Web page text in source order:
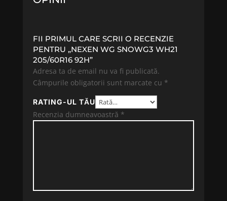
FII PRIMUL CARE SCRII O RECENZIE
PENTRU „NEXEN WG SNOWG3 WH21
205/60R16 92H”
Adresa ta de email nu va fi publicată.
Câmpurile obligatorii sunt marcate cu *
RATING-UL TĂU
Recenzia dumneavoastră *